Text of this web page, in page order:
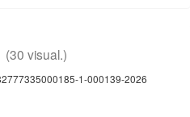
(30 visual.)
1-000139-2026